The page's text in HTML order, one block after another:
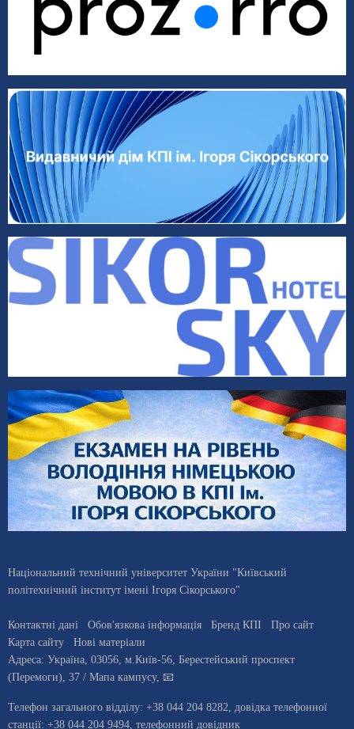
Національний технічний університет України "Київський
політехнічний інститут імені Ігоря Сікорського"
Контактні дані Обов'язкова інформація Бренд КПІ
Про сайт
Карта сайту
Нові матеріали
Адреса: Україна 03056 , м. Київ-56, Берестейський проспект
(Перемоги), 37 / Мапа кампусу, 📧
Телефон загального відділу: +38 044 204 8282, довiдка телефонної
станцiї: +38 044 204 9494, телефонний довідник